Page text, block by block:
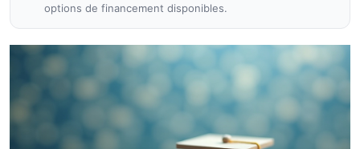
options de financement disponibles.